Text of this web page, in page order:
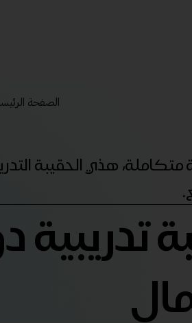
الصفحة
متكاملة، هذي الحقيبة
تدريبية